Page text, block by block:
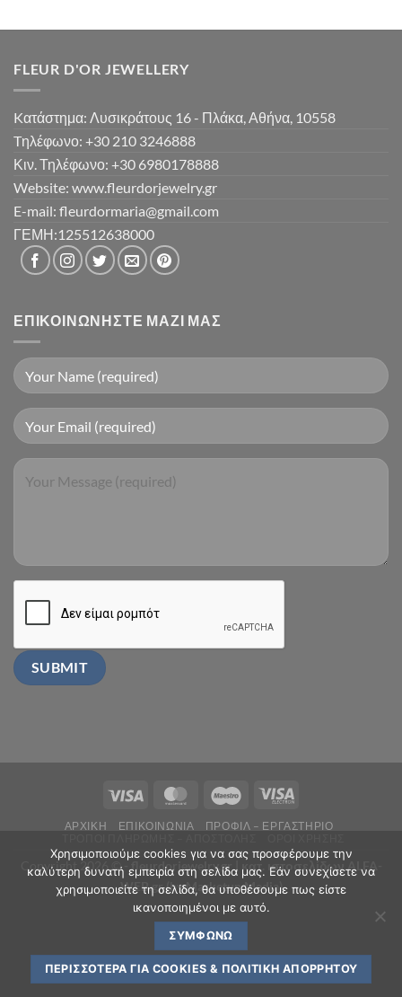
FLEUR D'OR JEWELLERY
Kατάστημα: Λυσικράτους 16 - Πλάκα, Αθήνα, 10558
Tηλέφωνο: +30 210 3246888
Κιν. Τηλέφωνο: +30 6980178888
Website: www.fleurdorjewelry.gr
E-mail: fleurdormaria@gmail.com
ΓΕΜΗ:125512638000
ΕΠΙΚΟΙΝΩΝΉΣΤΕ ΜΑΖΊ ΜΑΣ
ΑΡΧΙΚΗ ΕΠΙΚΟΙΝΩΝΙΑ
ΠΡΟΦΙΛ – ΕΡΓΑΣΤΗΡΙΟ
Copyright 2026 © - fleurdorjewelry.gr | κατ. ιστοσελίδων ALFA-
WEB.gr (by Marketup Media)
Χρησιμοποιούμε cookies για να σας προσφέρουμε την
καλύτερη δυνατή εμπειρία στη σελίδα μας. Εάν συνεχίσετε να
χρησιμοποιείτε τη σελίδα, θα υποθέσουμε πως είστε
ικανοποιημένοι με αυτό.
ΣΥΜΦΩΝΏ
ΠΕΡΙΣΣΌΤΕΡΑ ΓΙΑ COOKIES & ΠΟΛΙΤΙΚΉ ΑΠΟΡΡΉΤΟΥ